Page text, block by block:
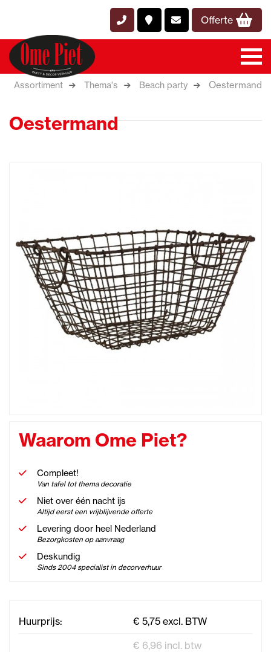
Offerte
Assortiment Thema's Beach party Oestermand
Oestermand
Waarom Ome Piet?
Compleet!
Van tafel tot thema decoratie
Niet over één nacht ijs
Altijd eerst een vrijblijvende offerte
Levering door heel Nederland
Bezorgkosten op aanvraag
Deskundig
Sinds 2004 specialist in decorverhuur
Huurprijs:
€ 5,75 excl. BTW
€ 6,96 incl. btw